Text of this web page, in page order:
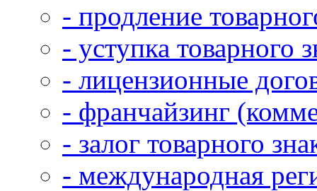
- продление
- уступка товарного
- лицензионные
- франчайзинг
- залог товарного
- международная